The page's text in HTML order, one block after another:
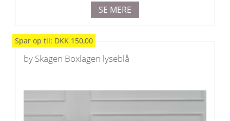
SE MERE
Spar op til: DKK 150,00
by Skagen Boxlagen lyseblå